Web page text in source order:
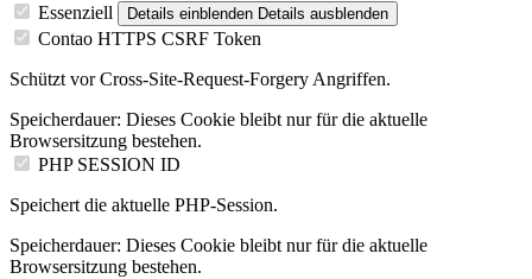
Essenziell Details einblenden Details ausblenden
Contao HTTPS CSRF Token
Schützt vor Cross-Site-Request-Forgery Angriffen.
Speicherdauer: Dieses Cookie bleibt nur für die aktuelle
Browsersitzung bestehen.
PHP SESSION ID
Speichert die aktuelle PHP-Session.
Speicherdauer: Dieses Cookie bleibt nur für die aktuelle
Browsersitzung bestehen.